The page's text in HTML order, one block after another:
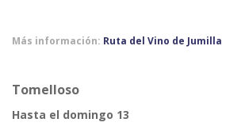
Más información: Ruta del Vino de Jumilla
Tomelloso
Hasta el domingo 13